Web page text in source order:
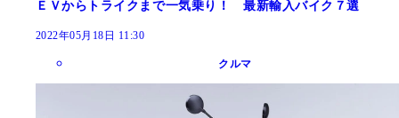
ＥＶからトライクまで一気乗り！ 最新輸入バイク７選
2022年05月18日 11:30
クルマ